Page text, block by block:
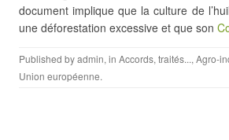
document implique que la culture de
une déforestation excessive et que son
Published byadmin, in Accords, traités..., Agro-
Union européenne.